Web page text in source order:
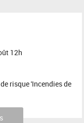
12h
risque 'Incendies de